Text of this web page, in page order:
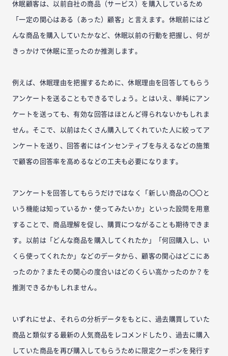
休眠顧客は、以前自社の商品（サービス）を購入しているため
「一定の関心はある（あった）顧客」と言えます。休眠前にはど
んな商品を購入していたかなど、休眠以前の行動を把握し、何が
きっかけで休眠に至ったのか推測します。
例えば、休眠理由を把握するために、休眠理由を回答してもらう
アンケートを送ることもできるでしょう。とはいえ、単純にアン
ケートを送っても、有効な回答はほとんど得られないかもしれま
せん。そこで、以前はたくさん購入してくれていた人に絞ってア
ンケートを送り、回答者にはインセンティブを与えるなどの施策
で顧客の回答率を高めるなどの工夫も必要になります。
アンケートを回答してもらうだけではなく「新しい商品の〇〇と
いう機能は知っているか・使ってみたいか」といった設問を用意
することで、商品理解を促し、購買につながることも期待できま
す。以前は「どんな商品を購入してくれたか」「何回購入し、い
くら使ってくれたか」などのデータから、顧客の関心はどこにあ
ったのか？またその関心の度合いはどのくらい高かったのか？を
推測できるかもしれません。
いずれにせよ、それらの分析データをもとに、過去購買していた
商品と類似する最新の人気商品をレコメンドしたり、過去に購入
していた商品を再び購入してもらうために限定クーポンを発行す